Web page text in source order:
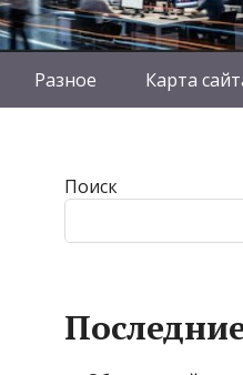
Разное Карта
Поиск